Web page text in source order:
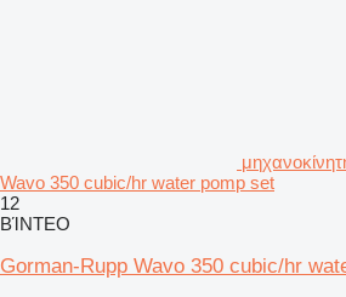
Wavo 350 cubic/hr water pomp set
12
ΒΊΝΤΕΟ
Gorman-Rupp Wavo 350 cubic/hr